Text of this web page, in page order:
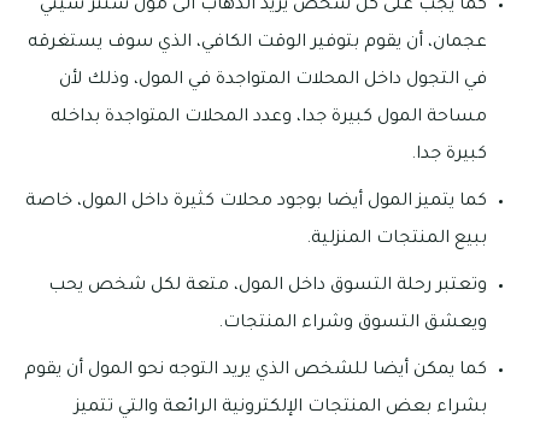
كما يجب على كل شخص يريد الذهاب الى مول سنتر سيتي
عجمان، أن يقوم بتوفير الوقت الكافي، الذي سوف يستغرقه
في التجول داخل المحلات المتواجدة في المول، وذلك لأن
مساحة المول كبيرة جدا، وعدد المحلات المتواجدة بداخله
كبيرة جدا.
كما يتميز المول أيضا بوجود محلات كثيرة داخل المول، خاصة
ببيع المنتجات المنزلية.
وتعتبر رحلة التسوق داخل المول، متعة لكل شخص يحب
ويعشق التسوق وشراء المنتجات.
كما يمكن أيضا للشخص الذي يريد التوجه نحو المول أن يقوم
بشراء بعض المنتجات الإلكترونية الرائعة والتي تتميز